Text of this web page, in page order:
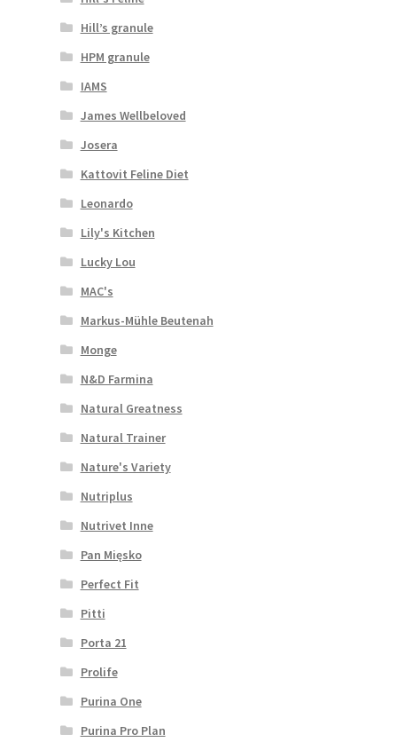
Hill’s granule
HPM granule
IAMS
James Wellbeloved
Josera
Kattovit Feline Diet
Leonardo
Lily's Kitchen
Lucky Lou
MAC's
Markus-Mühle Beutenah
Monge
N&D Farmina
Natural Greatness
Natural Trainer
Nature's Variety
Nutriplus
Nutrivet Inne
Pan Mięsko
Perfect Fit
Pitti
Porta 21
Prolife
Purina One
Purina Pro Plan